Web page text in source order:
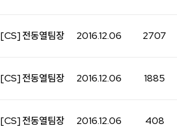
[CS] 전동열팀장 2016.12.06 2707
[CS] 전동열팀장 2016.12.06 1885
[CS] 전동열팀장 2016.12.06 408